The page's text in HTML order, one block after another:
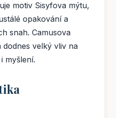
motiv Sisyfova mýtu,
opakování a
snah. Camusova
velký vliv na
myšlení.